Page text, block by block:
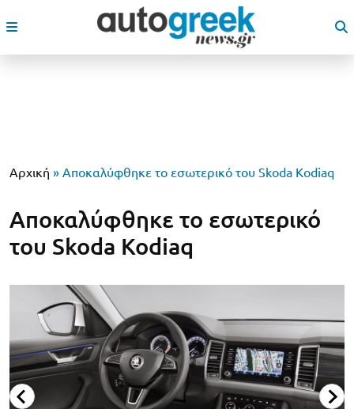
Αρχική » Αποκαλύφθηκε το εσωτερικό του Skoda Kodiaq
Αποκαλύφθηκε το εσωτερικό
του Skoda Kodiaq